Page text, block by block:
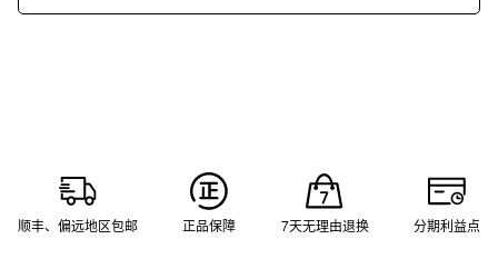
顺丰、偏远地区包邮 正品保障 7天无理由退换 分期利益点